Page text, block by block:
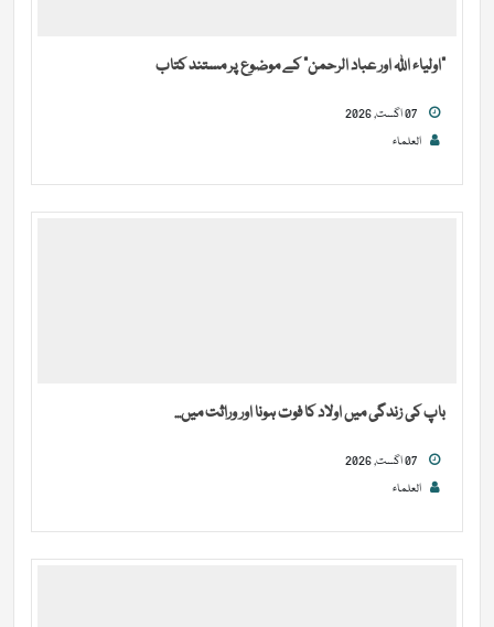
“اولیاء اللہ اور عباد الرحمن” کے موضوع پر مستند کتاب
العلماء
باپ کی زندگی میں اولاد کا فوت ہونا اور وراثت میں...
العلماء